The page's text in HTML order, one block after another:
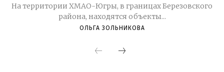
На территории ХМАО-Югры, в границах Березовского
района, находятся объекты...
ОЛЬГА ЗОЛЬНИКОВА